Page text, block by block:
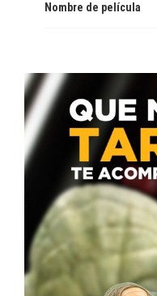
Nombre de película